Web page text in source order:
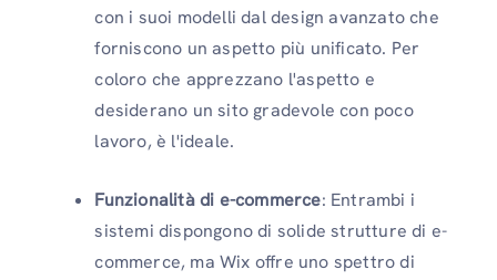
con i suoi modelli dal design avanzato che
forniscono un aspetto più unificato. Per
coloro che apprezzano l'aspetto e
desiderano un sito gradevole con poco
lavoro, è l'ideale.
Funzionalità di e-commerce: Entrambi i
sistemi dispongono di solide strutture di e-
commerce, ma Wix offre uno spettro di